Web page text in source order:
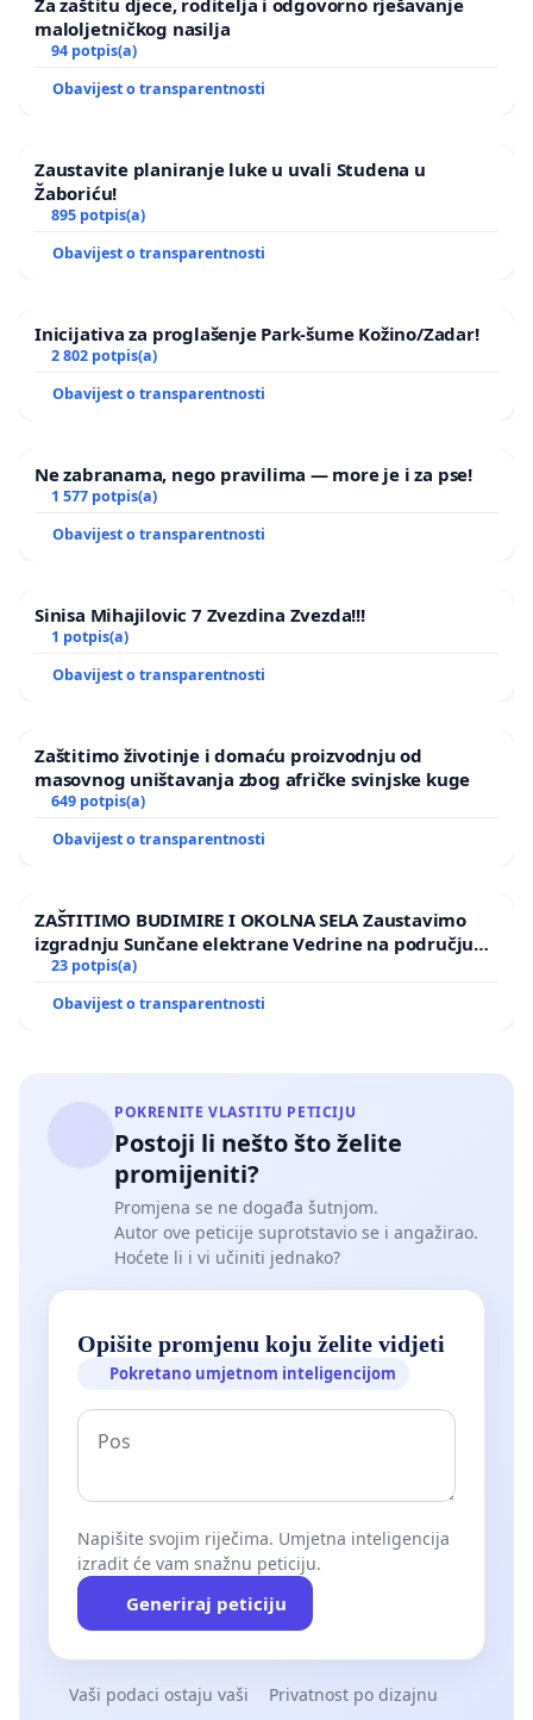
maloljetničkog nasilja
94 potpis(a)
Obavijest o transparentnosti
Zaustavite planiranje luke u uvali Studena u
Žaboriću!
895 potpis(a)
Obavijest o transparentnosti
Inicijativa za proglašenje Park-šume Kožino/Zadar!
2 802 potpis(a)
Obavijest o transparentnosti
Ne zabranama, nego pravilima — more je i za pse!
1 577 potpis(a)
Obavijest o transparentnosti
Sinisa Mihajilovic 7 Zvezdina Zvezda!!!
1 potpis(a)
Obavijest o transparentnosti
Zaštitimo životinje i domaću proizvodnju od
masovnog uništavanja zbog afričke svinjske kuge
649 potpis(a)
Obavijest o transparentnosti
ZAŠTITIMO BUDIMIRE I OKOLNA SELA Zaustavimo
izgradnju Sunčane elektrane Vedrine na području
Ugljana
23 potpis(a)
Obavijest o transparentnosti
POKRENITE VLASTITU PETICIJU
Postoji li nešto što želite
promijeniti?
Promjena se ne događa šutnjom.
Autor ove peticije suprotstavio se i angažirao.
Hoćete li i vi učiniti jednako?
Opišite promjenu koju želite vidjeti
Pokretano umjetnom inteligencijom
Napišite svojim riječima. Umjetna inteligencija
izradit će vam snažnu peticiju.
Generiraj peticiju
Vaši podaci ostaju vaši Privatnost po dizajnu